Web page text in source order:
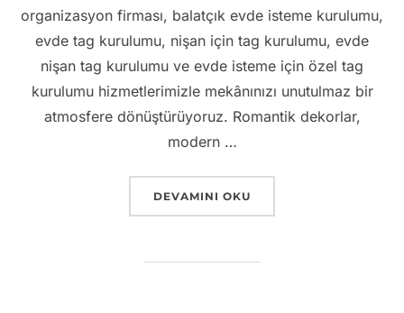
organizasyon firması, balatçık evde isteme kurulumu,
evde tag kurulumu, nişan için tag kurulumu, evde
nişan tag kurulumu ve evde isteme için özel tag
kurulumu hizmetlerimizle mekânınızı unutulmaz bir
atmosfere dönüştürüyoruz. Romantik dekorlar,
modern …
“ÇIĞLI’DE EVDE İSTEME, SÖZ VE
DEVAMINI OKU